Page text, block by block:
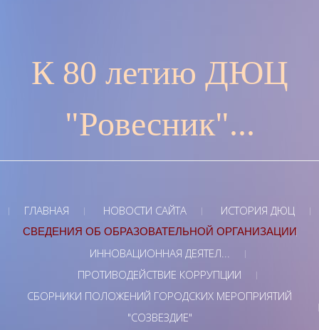
К 80 летию ДЮЦ
"Ровесник"...
ГЛАВНАЯ НОВОСТИ САЙТА ИСТОРИЯ ДЮЦ
СВЕДЕНИЯ ОБ ОБРАЗОВАТЕЛЬНОЙ ОРГАНИЗАЦИИ
ИННОВАЦИОННАЯ ДЕЯТЕЛ...
ПРОТИВОДЕЙСТВИЕ КОРРУПЦИИ
СБОРНИКИ ПОЛОЖЕНИЙ ГОРОДСКИХ МЕРОПРИЯТИЙ
"СОЗВЕЗДИЕ"